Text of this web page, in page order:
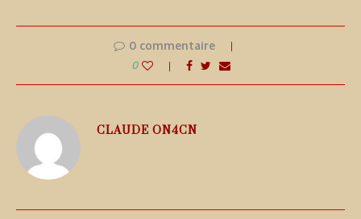
0 commentaire
0
CLAUDE ON4CN